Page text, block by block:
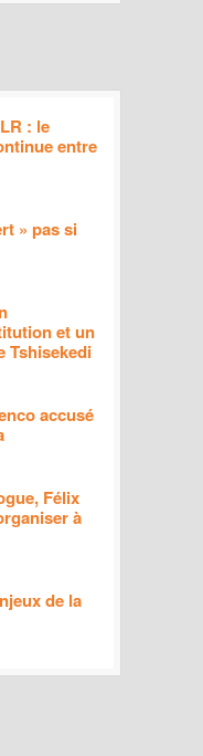
: le
entre
» pas si
et un
Tshisekedi
accusé
Félix
à
de la